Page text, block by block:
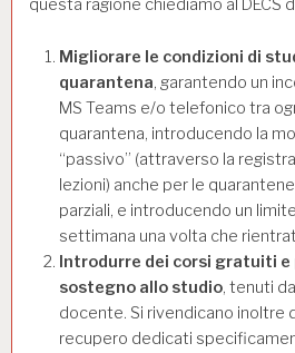
questa ragione chiediamo al DECS
Migliorare le condizioni di
quarantena, garantendo un
MS Teams e/o telefonico tra
quarantena, introducendo la
“passivo” (attraverso la
lezioni) anche per le
parziali, e introducendo un
settimana una volta che
Introdurre dei corsi gratuiti e
sostegno allo studio, tenuti
docente. Si rivendicano inoltre
recupero dedicati